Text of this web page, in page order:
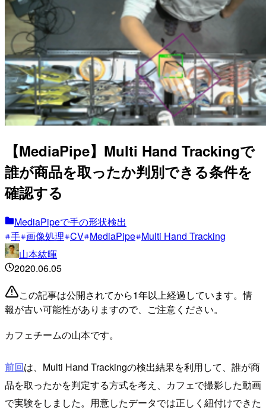
【MediaPipe】Multi Hand Trackingで
誰が商品を取ったか判別できる条件を
確認する
MediaPipeで手の形状検出
手 画像処理 CV MediaPipe Multi Hand Tracking
山本紘暉
2020.06.05
この記事は公開されてから1年以上経過しています。情
報が古い可能性がありますので、ご注意ください。
カフェチームの山本です。
前回は、Multi Hand Trackingの検出結果を利用して、誰が商
品を取ったかを判定する方式を考え、カフェで撮影した動画
で実験をしました。用意したデータでは正しく紐付けできた